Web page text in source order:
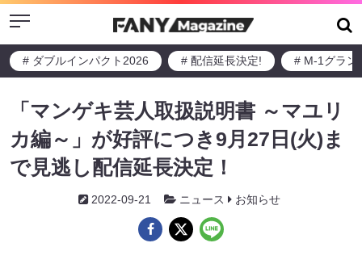
Menu
# ダブルインパクト2026 # 配信延長決定! # M-1グラン
「マンゲキ芸人取扱説明書 ～マユリ
カ編～」が好評につき9月27日(火)ま
で見逃し配信延長決定！
2022-09-21 ニュース お知らせ